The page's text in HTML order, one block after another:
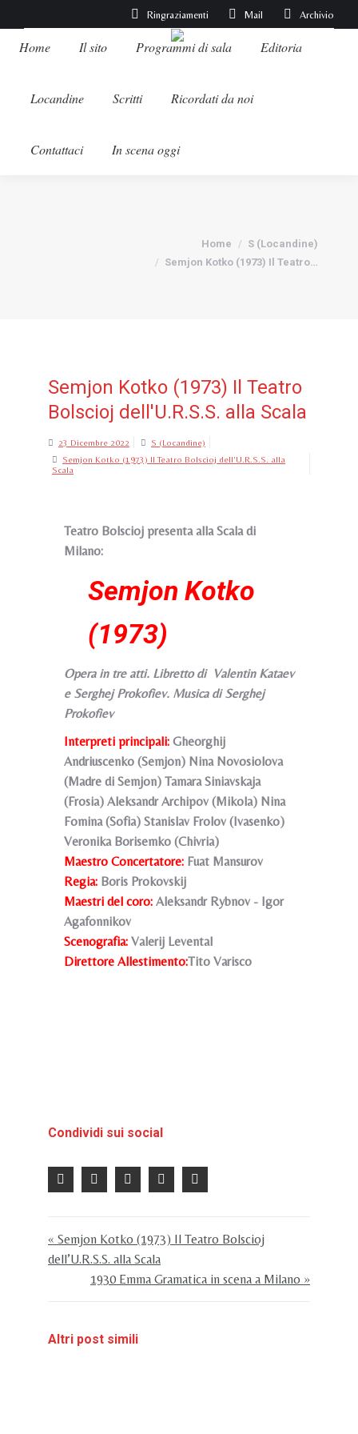
Ringraziamenti Mail Archivio
Home Il sito Programmi di sala Editoria
Locandine Scritti Ricordati da noi
Contattaci In scena oggi
Home
S (Locandine)
Semjon Kotko (1973) Il Teatro…
Semjon Kotko (1973) Il Teatro
Bolscioj dell'U.R.S.S. alla Scala
23 Dicembre 2022
S (Locandine)
Semjon Kotko (1973) Il Teatro Bolscioj dell'U.R.S.S. alla
Scala
Teatro Bolscioj presenta alla Scala di
Milano:
Semjon Kotko
(1973)
Opera in tre atti. Libretto di Valentin Kataev
e Serghej Prokofiev. Musica di Serghej
Prokofiev
Interpreti principali: Gheorghij
Andriuscenko (Semjon) Nina Novosiolova
(Madre di Semjon) Tamara Siniavskaja
(Frosia) Aleksandr Archipov (Mikola) Nina
Fomina (Sofia) Stanislav Frolov (Ivasenko)
Veronika Borisemko (Chivria)
Maestro Concertatore: Fuat Mansurov
Regia: Boris Prokovskij
Maestri del coro: Aleksandr Rybnov - Igor
Agafonnikov
Scenografia: Valerij Levental
Direttore Allestimento:Tito Varisco
Condividi sui social
« Semjon Kotko (1973) Il Teatro Bolscioj
dell’U.R.S.S. alla Scala
1930 Emma Gramatica in scena a Milano »
Altri post simili